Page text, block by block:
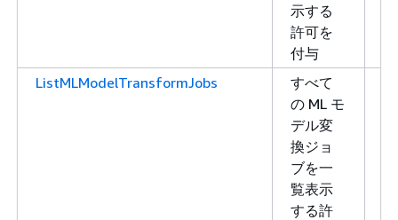
示する
許可を
付与
ListMLModelTransformJobs
すべて
の ML モ
デル変
換ジョ
ブを一
覧表示
する許